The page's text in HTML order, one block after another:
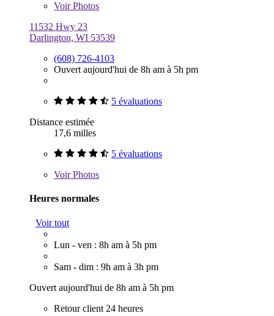
VoirPhotos
11532 Hwy 23
Darlington, WI 53539
(608) 726-4103
Ouvert aujourd'hui de 8h am à 5h pm
5 évaluations
Distance estimée
17,6 milles
5 évaluations
VoirPhotos
Heures normales
Voir tout
Lun - ven : 8h am à 5h pm
Sam - dim : 9h am à 3h pm
Ouvert aujourd'hui de 8h am à 5h pm
Retour client 24 heures